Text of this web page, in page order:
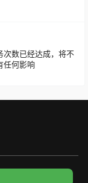
次数已经达成，将不
任何影响